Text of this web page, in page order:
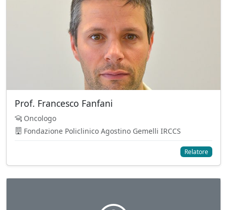
Prof. Francesco Fanfani
Oncologo
Fondazione Policlinico Agostino Gemelli IRCCS
Relatore